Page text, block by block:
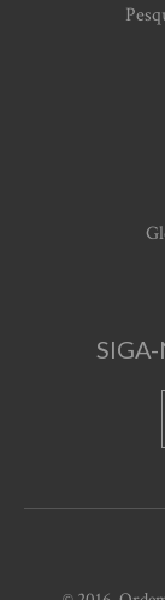
SIGA-